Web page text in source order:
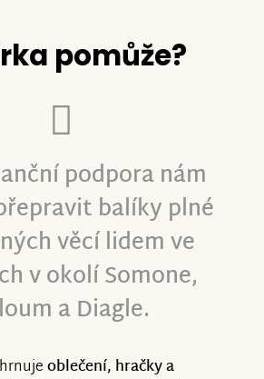
pomůže?
podpora nám
balíky plné
věcí lidem ve
v okolí Somone,
a Diagle.
oblečení, hračky a